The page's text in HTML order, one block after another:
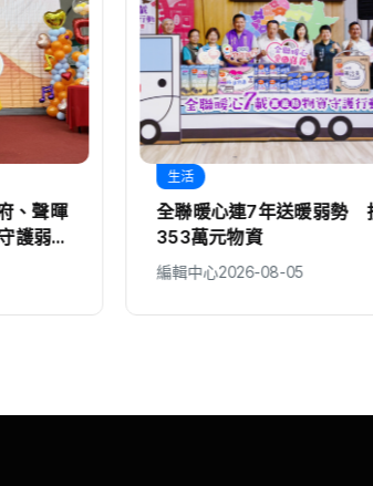
嘉縣
生活
推動目睹家暴兒少系列培
串聯提升社政教育守護兒少
編輯中心2026-08-05